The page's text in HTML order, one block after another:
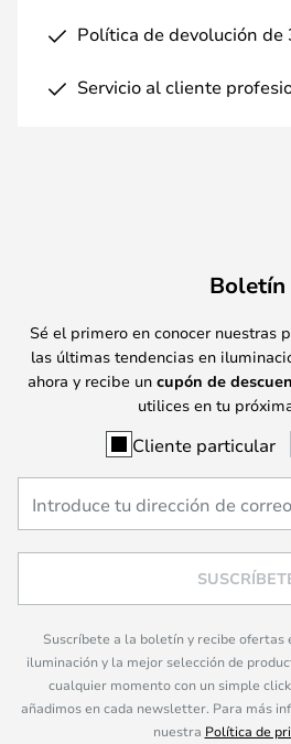
Política de devolución de
Servicio al cliente
Boletín
Sé el primero en conocer nuestras
las últimas tendencias en
ahora y recibe un cupón de
utilices en tu
Cliente particular
Suscríbete a la boletín y recibe ofertas
iluminación y la mejor selección de
cualquier momento con un simple
añadimos en cada newsletter. Para más
nuestra Política de